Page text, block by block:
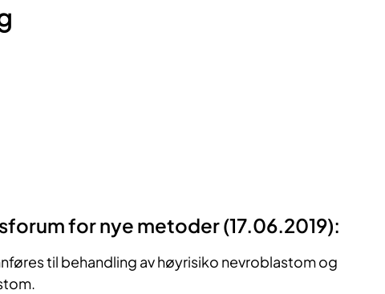
for nye metoder (17.06.2019):
til behandling av høyrisiko nevroblastom og